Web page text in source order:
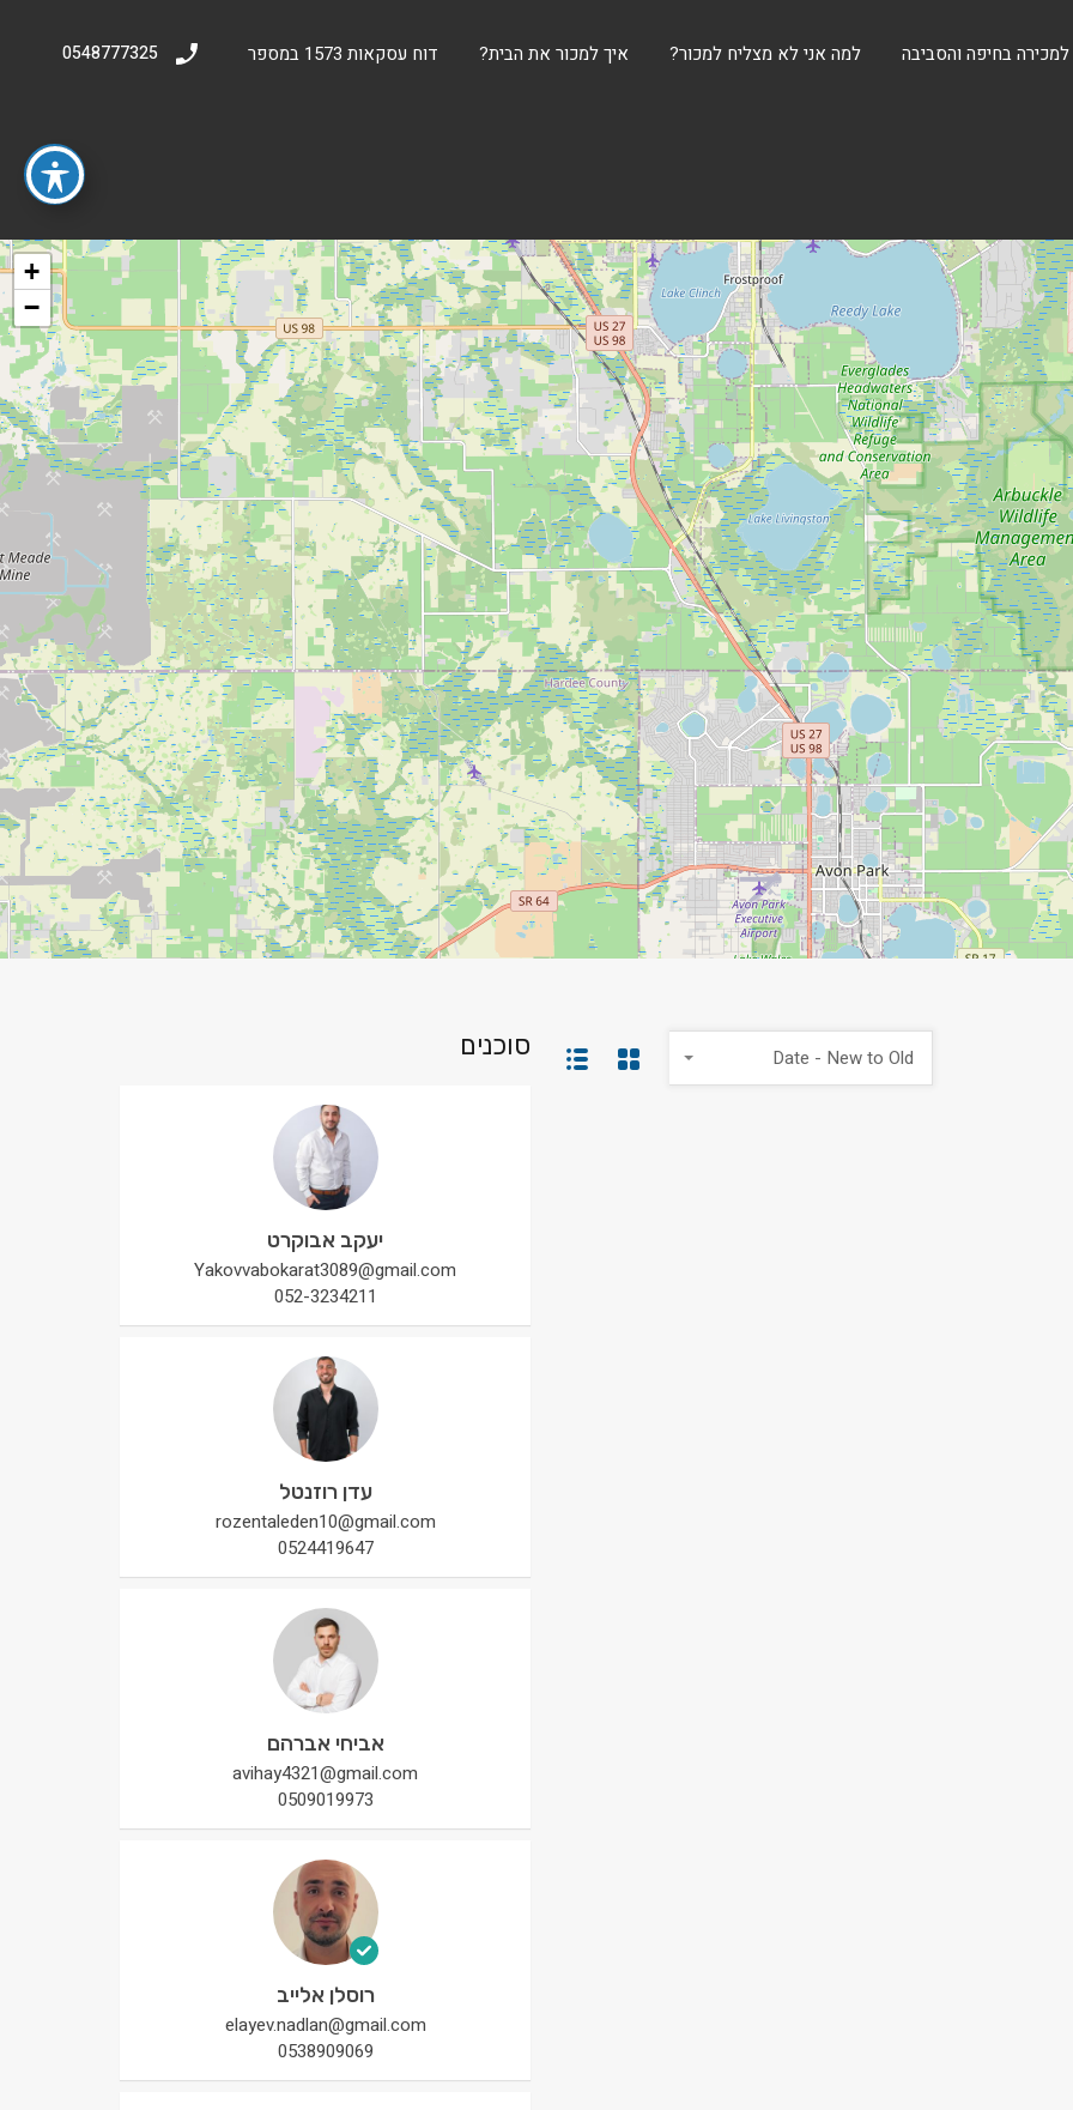
למכירה בחיפה והסביבה למה אני לא מצליח למכור? איך למכור את הבית? דוח עסקאות 1573 במספר 0548777325
+
−
Date - New to Old סוכנים
יעקב אבוקרט
Yakovvabokarat3089@gmail.com
052-3234211
עדן רוזנטל
rozentaleden10@gmail.com
0524419647
אביחי אברהם
avihay4321@gmail.com
0509019973
רוסלן אלייב
elayev.nadlan@gmail.com
0538909069